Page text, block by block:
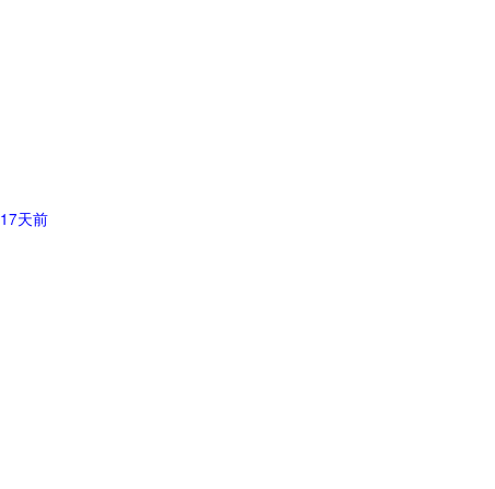
17天前